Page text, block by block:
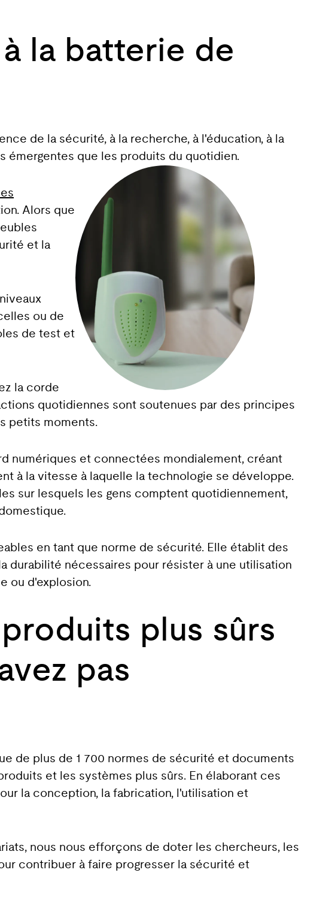
la batterie de
de la sécurité, à la recherche, à l'éducation, à la
émergentes que les produits du quotidien.
Alors que
et la
ou de
de test et
la corde
quotidiennes sont soutenues par des principes
petits moments.
numériques et connectées mondialement, créant
à la vitesse à laquelle la technologie se développe.
sur lesquels les gens comptent quotidiennement,
en tant que norme de sécurité. Elle établit des
durabilité nécessaires pour résister à une utilisation
ou d'explosion.
plus sûrs
pas
de plus de 1 700 normes de sécurité et documents
et les systèmes plus sûrs. En élaborant ces
la conception, la fabrication, l'utilisation et
nous nous efforçons de doter les chercheurs, les
contribuer à faire progresser la sécurité et